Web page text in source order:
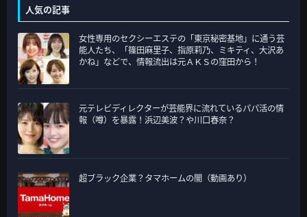
ゴ
リ
ー
人気の記事
女性専用のセクシーエステの「東京秘密基地」に通う芸
能人たち、「篠田麻里子、指原莉乃、ミキティ、大沢あ
かね」などで、情報流出は元ＡＫＳの窪田から！
元テレビディレクターが芸能界に流れているパパ活の情
報（噂）を暴露！浜辺美波？や川口春奈？
超ブラック企業？タマホームの闇（動画あり）